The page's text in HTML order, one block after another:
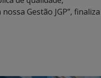
Gestão JGP”, finaliza